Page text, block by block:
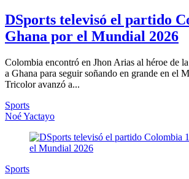
DSports televisó el partido
Ghana por el Mundial 2026
Colombia encontró en Jhon Arias al héroe de
a Ghana para seguir soñando en grande en el
Tricolor avanzó a...
Sports
Noé Yactayo
Sports